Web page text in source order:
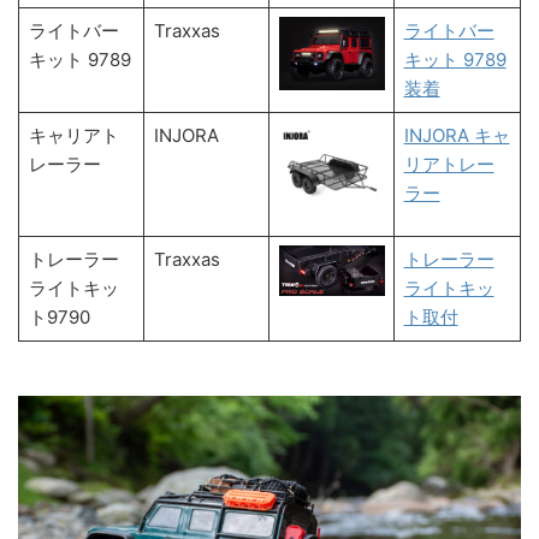
ライトバー
キット 9789
Traxxas
ライトバー
キット 9789
装着
キャリアト
レーラー
INJORA
INJORA キャ
リアトレー
ラー
トレーラー
ライトキッ
ト9790
Traxxas
トレーラー
ライトキッ
ト取付